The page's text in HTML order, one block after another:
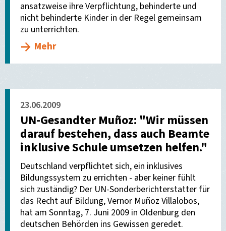
ansatzweise ihre Verpflichtung, behinderte und
nicht behinderte Kinder in der Regel gemeinsam
zu unterrichten.
Mehr
23.06.2009
UN-Gesandter Muñoz: "Wir müssen
darauf bestehen, dass auch Beamte
inklusive Schule umsetzen helfen."
Deutschland verpflichtet sich, ein inklusives
Bildungssystem zu errichten - aber keiner fühlt
sich zuständig? Der UN-Sonderberichterstatter für
das Recht auf Bildung, Vernor Muñoz Villalobos,
hat am Sonntag, 7. Juni 2009 in Oldenburg den
deutschen Behörden ins Gewissen geredet.